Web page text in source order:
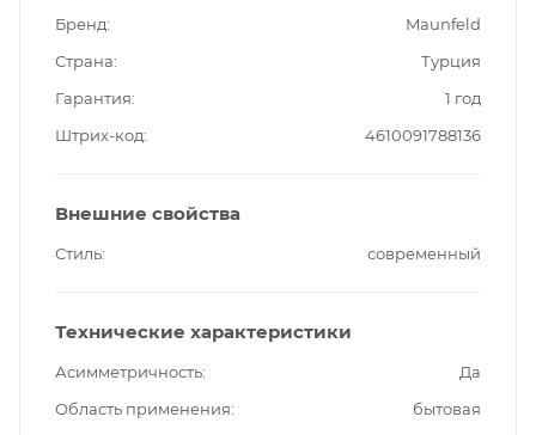
Бренд
Maunfeld
Страна
Турция
Гарантия
1 год
Штрих-код
4610091788136
Внешние свойства
Стиль современный
Технические характеристики
Асимметричность
Да
Область применения
бытовая